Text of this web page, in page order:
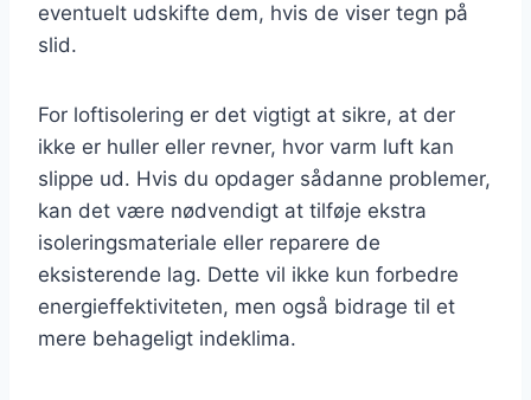
eventuelt udskifte dem, hvis de viser tegn på
slid.
For loftisolering er det vigtigt at sikre, at der
ikke er huller eller revner, hvor varm luft kan
slippe ud. Hvis du opdager sådanne problemer,
kan det være nødvendigt at tilføje ekstra
isoleringsmateriale eller reparere de
eksisterende lag. Dette vil ikke kun forbedre
energieffektiviteten, men også bidrage til et
mere behageligt indeklima.